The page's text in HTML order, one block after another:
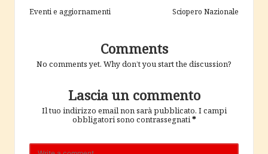
navigation
Eventi e aggiornamenti Sciopero Nazionale
Comments
No comments yet. Why don’t you start the discussion?
Lascia un commento
Il tuo indirizzo email non sarà pubblicato.I campi
obbligatori sono contrassegnati*